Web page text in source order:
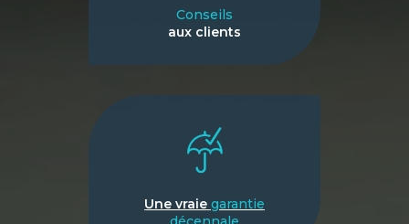
Conseils
aux clients
Une vraie garantie